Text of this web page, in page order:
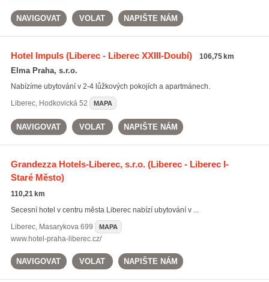
NAVIGOVAT VOLAT NAPIŠTE NÁM
Hotel Impuls(Liberec - Liberec XXIII-Doubí) 106,75 km
Elma Praha, s.r.o.
Nabízíme ubytování v 2-4 lůžkových pokojích a apartmánech.
Liberec, Hodkovická 52 MAPA
NAVIGOVAT VOLAT NAPIŠTE NÁM
Grandezza Hotels-Liberec, s.r.o.(Liberec - Liberec I-
Staré Město)
110,21 km
Secesní hotel v centru města Liberec nabízí ubytování v ...
Liberec, Masarykova 699 MAPA
www.hotel-praha-liberec.cz/
NAVIGOVAT VOLAT NAPIŠTE NÁM